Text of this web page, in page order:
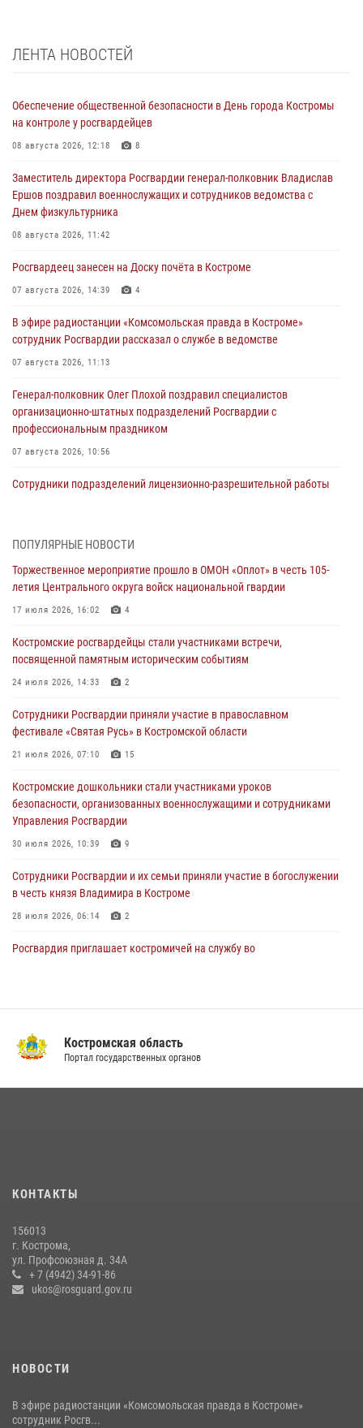
ЛЕНТА НОВОСТЕЙ
Обеспечение общественной безопасности в День города Костромы
на контроле у росгвардейцев
08 августа 2026, 12:18 8
Заместитель директора Росгвардии генерал-полковник Владислав
Ершов поздравил военнослужащих и сотрудников ведомства с
Днем физкультурника
08 августа 2026, 11:42
Росгвардеец занесен на Доску почёта в Костроме
07 августа 2026, 14:39 4
В эфире радиостанции «Комсомольская правда в Костроме»
сотрудник Росгвардии рассказал о службе в ведомстве
07 августа 2026, 11:13
Генерал-полковник Олег Плохой поздравил специалистов
организационно-штатных подразделений Росгвардии с
профессиональным праздником
07 августа 2026, 10:56
Сотрудники подразделений лицензионно-разрешительной работы
06 августа 2026, 07:50
В Костромской области продолжается проведение акции «Каникулы
с Росгвардией»
05 августа 2026, 12:04
В Росгвардии по Костромской области проходят мероприятия,
посвященные 108-й годовщине со дня рождения генерала армии
Ивана Кирилловича Яковлева
Состоялась рабочая встреча директора Росгвардии Героя России
генерала армии Виктора Золотова с заместителем полномочного
Кавказском федеральном округе Виталием Кузнецовым
31 июля 2026, 07:08 4
Росгвардейцы знакомят костромичей со службой в ведомстве
ПОПУЛЯРНЫЕ НОВОСТИ
Торжественное мероприятие прошло в ОМОН «Оплот» в честь 105-
летия Центрального округа войск национальной гвардии
17 июля 2026, 16:02 4
Костромские росгвардейцы стали участниками встречи,
посвященной памятным историческим событиям
24 июля 2026, 14:33 2
Сотрудники Росгвардии приняли участие в православном
фестивале «Святая Русь» в Костромской области
21 июля 2026, 07:10 15
Костромские дошкольники стали участниками уроков
безопасности, организованных военнослужащими и сотрудниками
Управления Росгвардии
30 июля 2026, 10:39 9
Cотрудники Росгвардии и их семьи приняли участие в богослужении
в честь князя Владимира в Костроме
28 июля 2026, 06:14 2
Росгвардия приглашает костромичей на службу во
посвященные 108-й годовщине со дня рождения генерала армии
Ивана Кирилловича Яковлева
Росгвардейцы знакомят костромичей со службой в ведомстве
31 июля 2026, 06:48 1
Костромская область
Портал государственных органов
КОНТАКТЫ
156013
г. Кострома,
ул. Профсоюзная д. 34А
+ 7 (4942) 34-91-86
ukos@rosguard.gov.ru
НОВОСТИ
В эфире радиостанции «Комсомольская правда в Костроме»
сотрудник Росгв...